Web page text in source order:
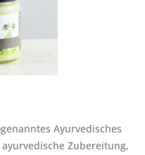
Ayurvedisches
Zubereitung,